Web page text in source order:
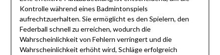
Kontrolle während eines Badmintonspiels
aufrechtzuerhalten. Sie ermöglicht es den Spielern, den
Federball schnell zu erreichen, wodurch die
Wahrscheinlichkeit von Fehlern verringert und die
Wahrscheinlichkeit erhöht wird, Schläge erfolgreich